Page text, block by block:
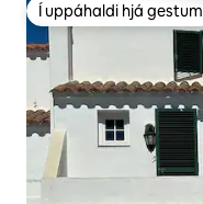
Í uppáhaldi hjá gestum
Í uppáhaldi hjá gestum